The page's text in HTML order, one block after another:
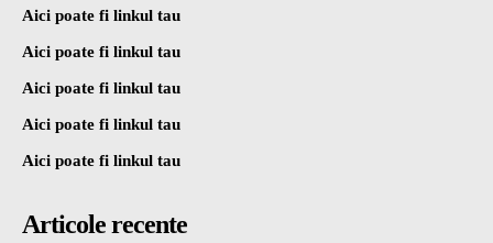
Aici poate fi linkul tau
Aici poate fi linkul tau
Aici poate fi linkul tau
Aici poate fi linkul tau
Aici poate fi linkul tau
Articole recente